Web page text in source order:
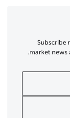
Subscribe
market news